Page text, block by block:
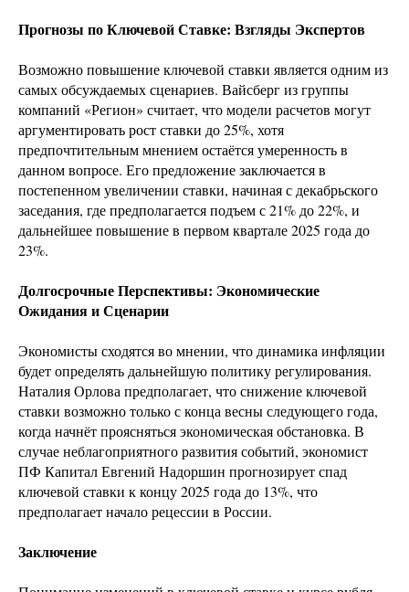
Прогнозы по Ключевой Ставке: Взгляды Экспертов
Возможно повышение ключевой ставки является одним из
самых обсуждаемых сценариев. Вайсберг из группы
компаний «Регион» считает, что модели расчетов могут
аргументировать рост ставки до 25%, хотя
предпочтительным мнением остаётся умеренность в
данном вопросе. Его предложение заключается в
постепенном увеличении ставки, начиная с декабрьского
заседания, где предполагается подъем с 21% до 22%, и
дальнейшее повышение в первом квартале 2025 года до
23%.
Долгосрочные Перспективы: Экономические
Ожидания и Сценарии
Экономисты сходятся во мнении, что динамика инфляции
будет определять дальнейшую политику регулирования.
Наталия Орлова предполагает, что снижение ключевой
ставки возможно только с конца весны следующего года,
когда начнёт проясняться экономическая обстановка. В
случае неблагоприятного развития событий, экономист
ПФ Капитал Евгений Надоршин прогнозирует спад
ключевой ставки к концу 2025 года до 13%, что
предполагает начало рецессии в России.
Заключение